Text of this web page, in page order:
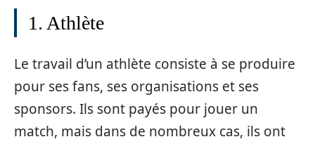
1. Athlète
Le travail d’un athlète consiste à se produire
pour ses fans, ses organisations et ses
sponsors. Ils sont payés pour jouer un
match, mais dans de nombreux cas, ils ont